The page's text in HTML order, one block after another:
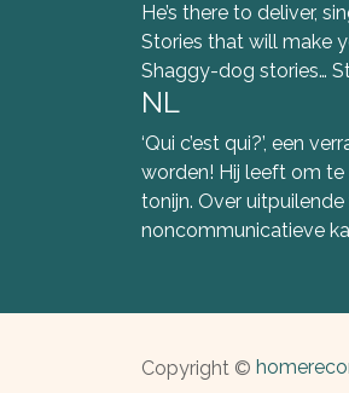
He’s there to deliver,
Stories that will make
Shaggy-dog stories…
NL
‘Qui c’est qui?’, een
worden! Hij leeft om te
tonijn. Over
noncommunicatieve
Copyright ©